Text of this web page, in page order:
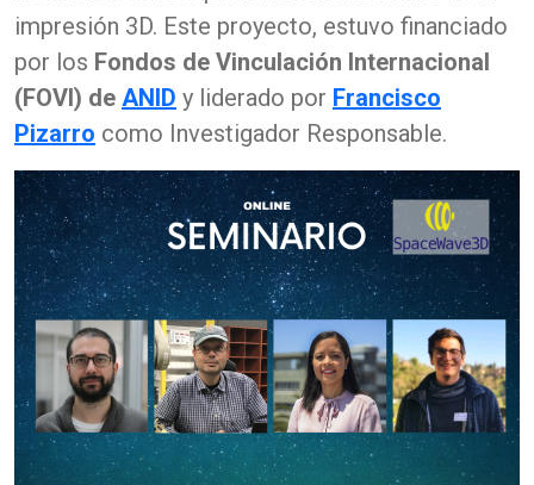
impresión 3D. Este proyecto, estuvo financiado
por los Fondos de Vinculación Internacional
(FOVI) de ANID y liderado por Francisco
Pizarro como Investigador Responsable.